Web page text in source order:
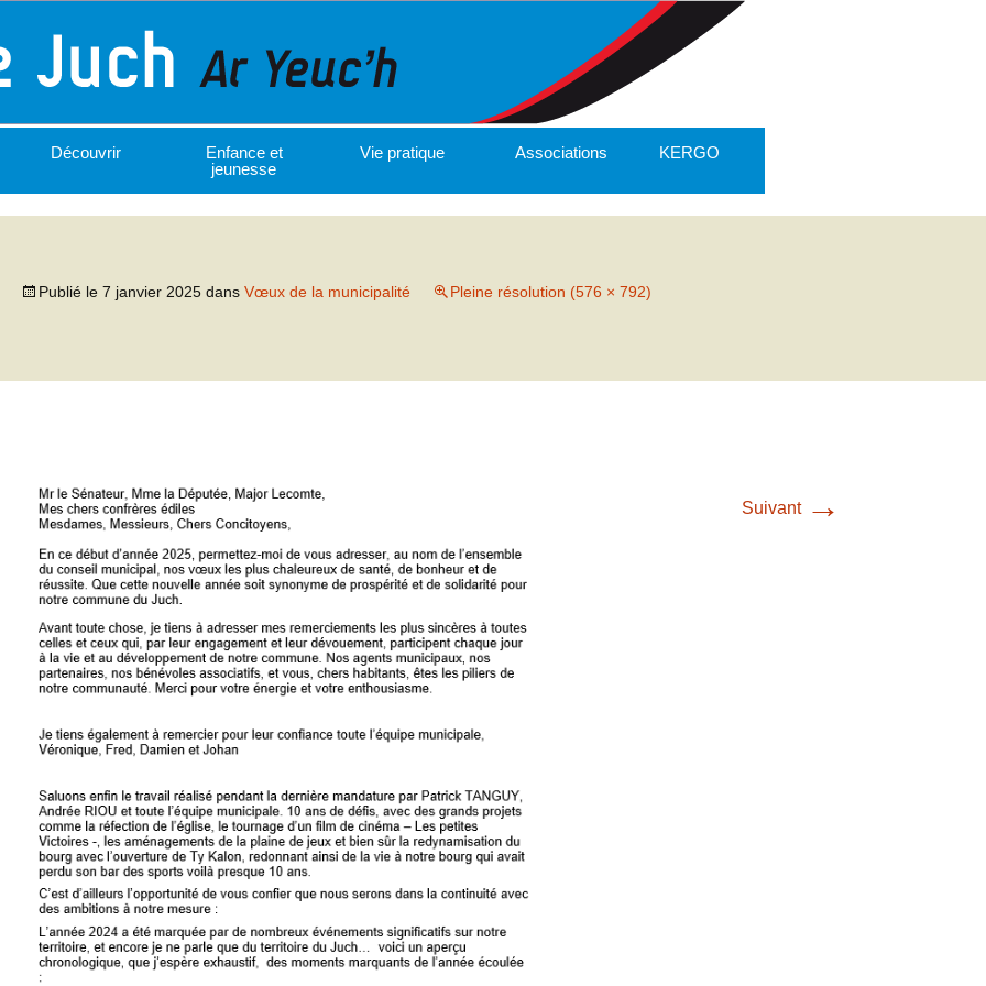
Découvrir
Enfance et
jeunesse
Vie pratique Associations KERGO
Publié le 7 janvier 2025 dans Vœux de la municipalité Pleine résolution (576 × 792)
Suivant →